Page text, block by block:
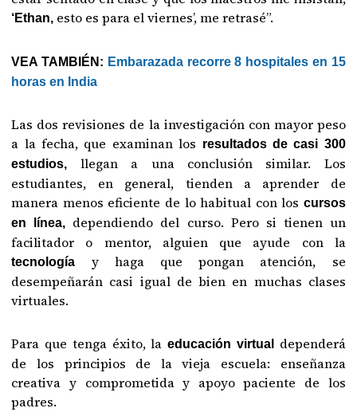
‘Ethan, esto es para el viernes’, me retrasé”.
VEA TAMBIÉN: Embarazada recorre 8 hospitales en 15
horas en India
Las dos revisiones de la investigación con mayor peso
a la fecha, que examinan los resultados de casi 300
estudios,
llegan a una conclusión similar. Los
estudiantes, en general, tienden a aprender de
manera menos eficiente de lo habitual con los cursos
en línea, dependiendo del curso. Pero si tienen un
facilitador o mentor, alguien que ayude con la
tecnología y haga que pongan atención, se
desempeñarán casi igual de bien en muchas clases
virtuales.
Para que tenga éxito, laeducación virtual dependerá
de los principios de la vieja escuela: enseñanza
creativa y comprometida y apoyo paciente de los
padres.